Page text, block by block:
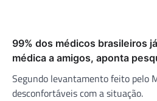
99% dos médicos brasileiros
médica a amigos, aponta
Segundo levantamento feito pelo
desconfortáveis com a situação.